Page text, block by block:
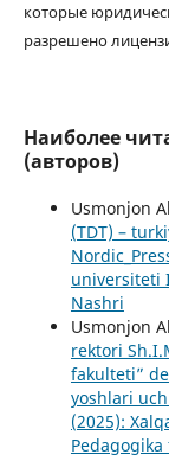
которые
разрешено
Наиболее
(авторов)
Usmonjon
(TDT) –
universiteti
Nashri
Usmonjon
rektori
fakulteti”
yoshlari
(2025):